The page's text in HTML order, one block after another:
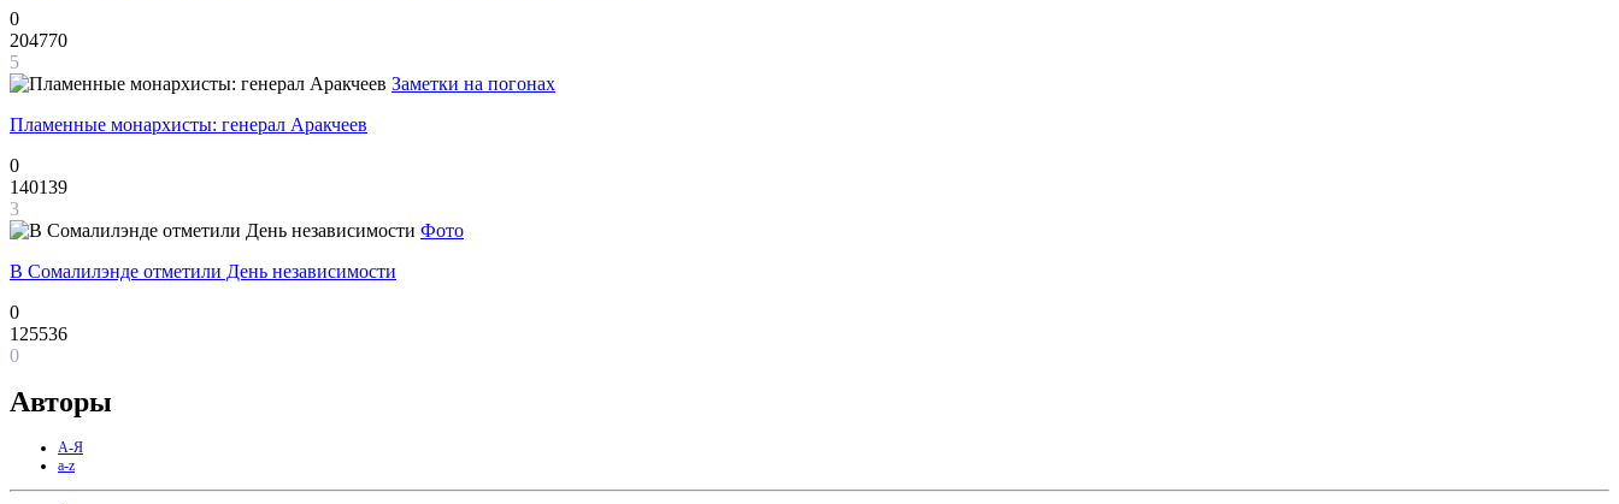
0
204770
5
Заметки на погонах
Пламенные монархисты: генерал Аракчеев
0
140139
3
Фото
В Сомалилэнде отметили День независимости
0
125536
0
Авторы
А-Я
a-z